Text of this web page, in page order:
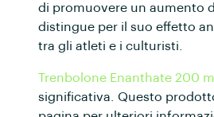
di promuovere un aumento
distingue per il suo effetto
tra gli atleti e i culturisti.
Trenbolone Enanthate 200
significativa. Questo